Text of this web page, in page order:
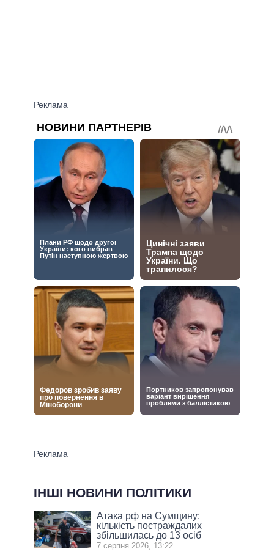
ІНШІ НОВИНИ ПОЛІТИКИ
Атака рф на Сумщину:
кількість постраждалих
збільшилась до 13 осіб
7 серпня 2026, 13:22